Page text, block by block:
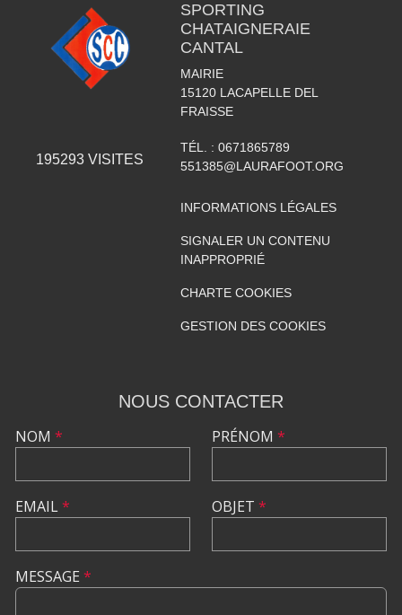
195293 VISITES
SPORTING
CHATAIGNERAIE
CANTAL
MAIRIE
15120 LACAPELLE DEL
FRAISSE
TÉL. : 0671865789
551385@LAURAFOOT.ORG
INFORMATIONS LÉGALES
SIGNALER UN CONTENU
INAPPROPRIÉ
CHARTE COOKIES
GESTION DES COOKIES
NOUS CONTACTER
NOM *
EMAIL*
PRÉNOM *
OBJET *
MESSAGE *